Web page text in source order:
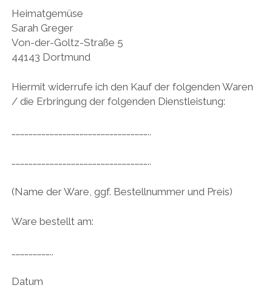
Heimatgemüse
Sarah Greger
Von-der-Goltz-Straße 5
44143 Dortmund
Hiermit widerrufe ich den Kauf der folgenden Waren
/ die Erbringung der folgenden Dienstleistung:
……………………………………………………………………………………..
……………………………………………………………………………………..
(Name der Ware, ggf. Bestellnummer und Preis)
Ware bestellt am:
………………………..
Datum